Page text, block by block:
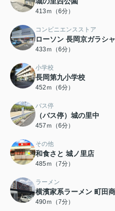
413ｍ（6分）
コンビニエンスストア
ローソン 長岡京ガラシ
433ｍ（6分）
小学校
長岡第九小学校
452ｍ（6分）
バス停
（バス停）城の里中
457ｍ（6分）
その他
和食さと 城ノ里店
485ｍ（7分）
ラーメン
横濱家系ラーメン 町田
490ｍ（7分）